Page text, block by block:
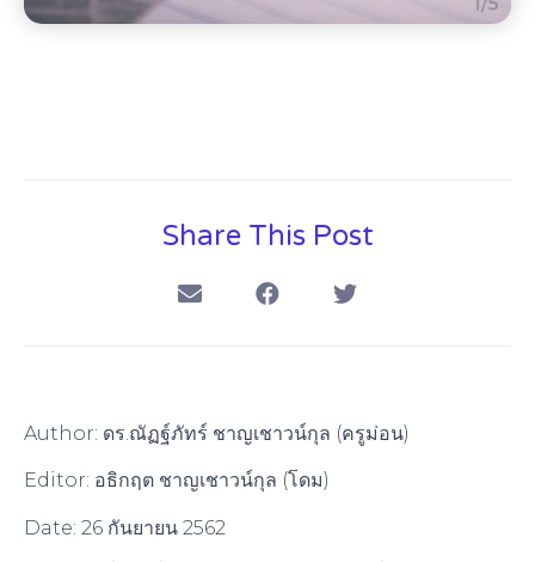
Share This Post
Author: ดร.ณัฏฐ์ภัทร์ ชาญเชาวน์กุล (ครูม่อน)
Editor: อธิกฤต ชาญเชาวน์กุล (โดม)
Date: 26 กันยายน 2562